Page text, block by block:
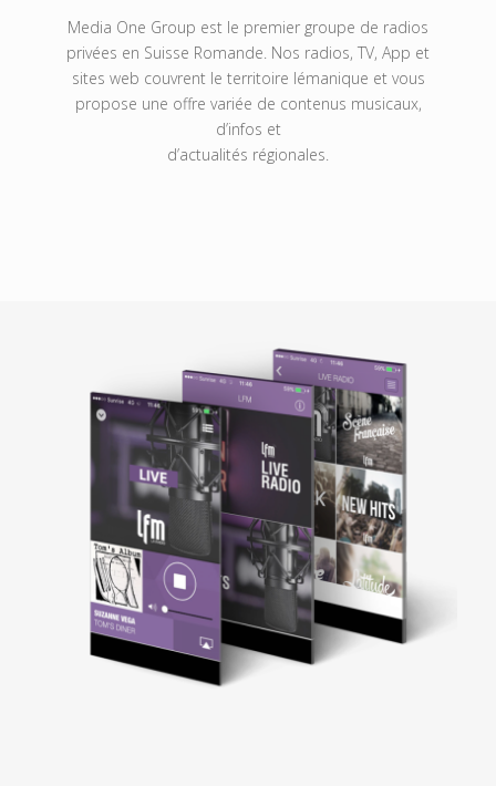
Media One Group est le premier groupe de radios
privées en Suisse Romande. Nos radios, TV, App et
sites web couvrent le territoire lémanique et vous
propose une offre variée de contenus musicaux,
d’infos et
d’actualités régionales.